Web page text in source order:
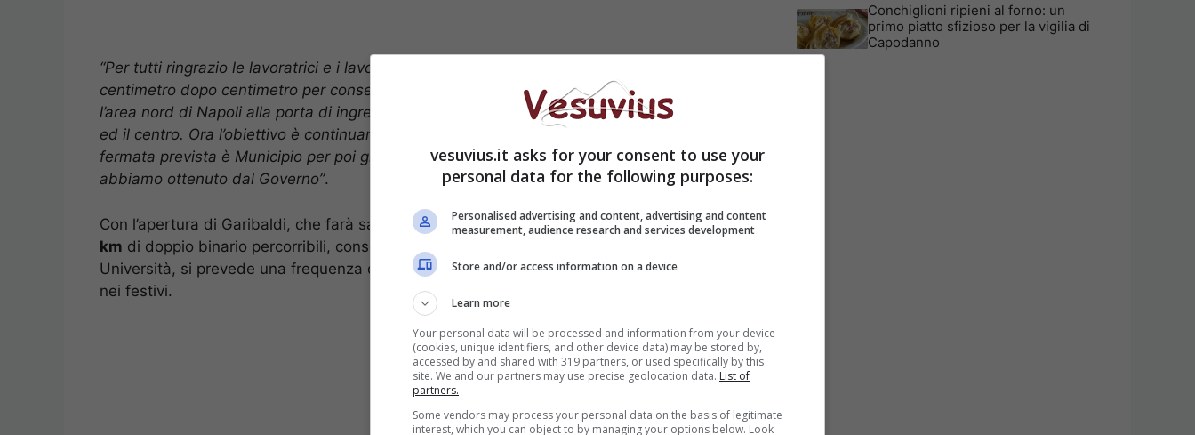
“Per tutti ringrazio le lavoratrici e i lavoratori
centimetro dopo centimetro per consegnare oggi alla città il tratto della Linea 1 che collega
l’area nord di Napoli alla porta di ingresso di Piazza Garibaldi passando per la zona collinare
ed il centro. Ora l’obiettivo è continuare con lo stesso spirito di squadra. La prossima
fermata prevista è Municipio per poi giungere a Capodichino grazie ai finanziamenti che
abbiamo ottenuto dal Governo”.
Con l’apertura di Garibaldi, che farà salire a 16 il numero delle stazioniin esercizio e a18 i
km di doppio binario percorribili, consentendo l’eliminazione dell’attuale navetta fra Dante e
Università, si prevede una frequenza dei convogli di 8 minuti nei giorni feriali e di 10 minuti
nei festivi.
Conchiglioni ripieni al forno: un
primo piatto sfizioso per la vigilia di
Capodanno
vesuvius.it asks for your consent to use your
personal data for the following purposes:
Personalised advertising and content, advertising and content
measurement, audience research and services development
Store and/or access information on a device
Learn more
Your personal data will be processed and information from your device
(cookies, unique identifiers, and other device data) may be stored by,
accessed by and shared with 319 partners, or used specifically by this
site. We and our partners may use precise geolocation data. List of
partners.
Some vendors may process your personal data on the basis of legitimate
interest, which you can object to by managing your options below. Look